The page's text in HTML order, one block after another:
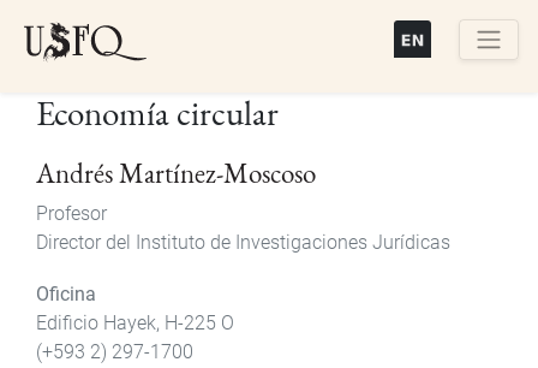
Economía circular
Andrés Martínez-Moscoso
Profesor
Director del Instituto de Investigaciones Jurídicas
Oficina
Edificio Hayek, H-225 O
(+593 2) 297-1700